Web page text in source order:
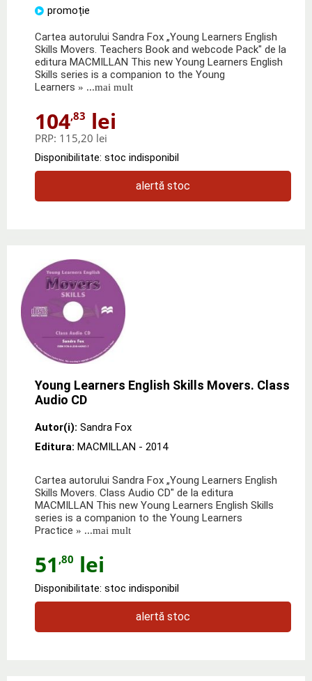
promoție
Cartea autorului Sandra Fox „Young Learners English
Skills Movers. Teachers Book and webcode Pack" de la
editura MACMILLAN This new Young Learners English
Skills series is a companion to the Young
Learners » ...mai mult
104,83 lei
PRP: 115,20 lei
Disponibilitate: stoc indisponibil
alertă stoc
Young Learners English Skills Movers. Class
Audio CD
Autor(i): Sandra Fox
Editura: MACMILLAN - 2014
Cartea autorului Sandra Fox „Young Learners English
Skills Movers. Class Audio CD" de la editura
MACMILLAN This new Young Learners English Skills
series is a companion to the Young Learners
Practice » ...mai mult
51 ,80 lei
Disponibilitate: stoc indisponibil
alertă stoc